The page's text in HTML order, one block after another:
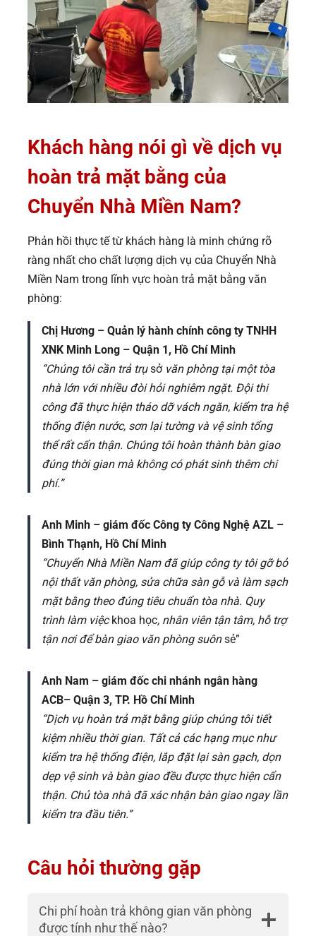
Khách hàng nói gì về dịch vụ
hoàn trả mặt bằng của
Chuyển Nhà Miền Nam?
Phản hồi thực tế từ khách hàng là minh chứng rõ
ràng nhất cho chất lượng dịch vụ của Chuyển Nhà
Miền Nam trong lĩnh vực hoàn trả mặt bằng văn
phòng:
Chị Hương – Quản lý hành chính công ty TNHH
XNK Minh Long – Quận 1, Hồ Chí Minh
“Chúng tôi cần trả trụsở văn phòng tại một tòa
nhà lớn với nhiều đòi hỏi nghiêm ngặt. Đội thi
công đã thực hiện tháo dỡ vách ngăn, kiểm tra hệ
thống điện nước, sơn lại tường và vệ sinh tổng
thể rất cẩn thận. Chúng tôi hoàn thành bàn giao
đúng thời gian mà không có phát sinh thêm chi
phí.”
Anh Minh – giám đốc Công ty Công Nghệ AZL –
Bình Thạnh, Hồ Chí Minh
“Chuyển Nhà Miền Nam đã giúp công ty tôi gỡ bỏ
nội thất văn phòng, sửa chữa sàn gỗ và làm sạch
mặt bằng theo đúng tiêu chuẩn tòa nhà. Quy
trình làm việckhoa học, nhân viên tận tâm, hỗ trợ
tận nơi để bàn giao văn phòng suônsẻ”
Anh Nam – giám đốc chi nhánh ngân hàng
ACB– Quận 3, TP. Hồ Chí Minh
“Dịch vụ hoàn trả mặt bằng giúp chúng tôi tiết
kiệm nhiều thời gian. Tất cả các hạng mục như
kiểm tra hệ thống điện, lắp đặt lại sàn gạch, dọn
dẹp vệ sinh và bàn giao đều được thực hiện cẩn
thận. Chủ tòa nhà đã xác nhận bàn giao ngay lần
kiểm tra đầu tiên.”
Câu hỏi thường gặp
Chi phí hoàn trả không gian văn phòng
được tính như thế nào?